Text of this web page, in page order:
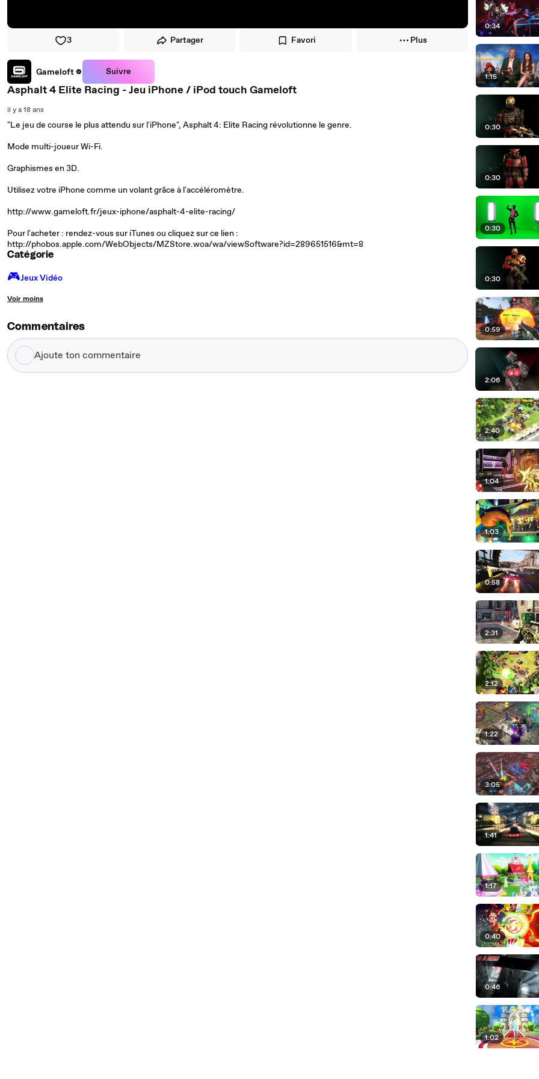
3 Partager Favori Plus
Gameloft Suivre
Asphalt 4 Elite Racing - Jeu iPhone / iPod touch Gameloft
il y a 18 ans
"Le jeu de course le plus attendu sur l'iPhone", Asphalt 4: Elite Racing révolutionne le genre.
Mode multi-joueur Wi-Fi.
Graphismes en 3D.
Utilisez votre iPhone comme un volant grâce à l'accéléromètre.
http://www.gameloft.fr/jeux-iphone/asphalt-4-elite-racing/
Pour l'acheter : rendez-vous sur iTunes ou cliquez sur ce lien :
http://phobos.apple.com/WebObjects/MZStore.woa/wa/viewSoftware?id=289651516&mt=8
Catégorie
🎮️Jeux Vidéo
Voir moins
Commentaires
Ajoute
ton
0:34
1:15
0:30
0:30
0:30
0:30
0:59
2:06
2:40
1:04
1:03
0:58
2:31
2:12
1:22
3:05
1:41
1:17
0:40
0:46
1:02